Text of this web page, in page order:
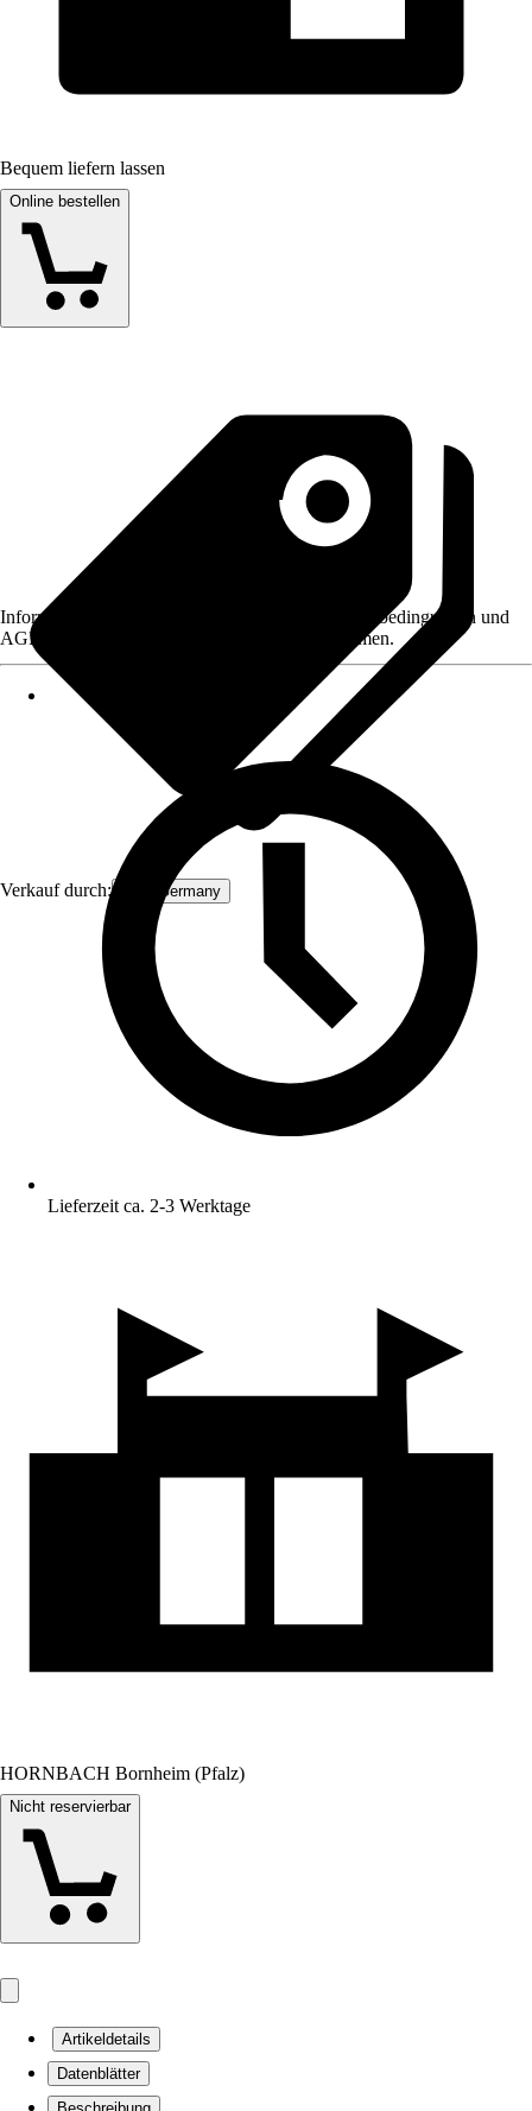
Bequem liefern lassen
Online bestellen
Verkauf durch: ECD Germany
Informationen des Verkäufers, wie z. B. Rückgabebedingungen und
AGB, finden Sie bei Klick auf den Verkäufernamen.
Lieferzeit ca. 2-3 Werktage
HORNBACH Bornheim (Pfalz)
Nicht reservierbar
Artikeldetails
Datenblätter